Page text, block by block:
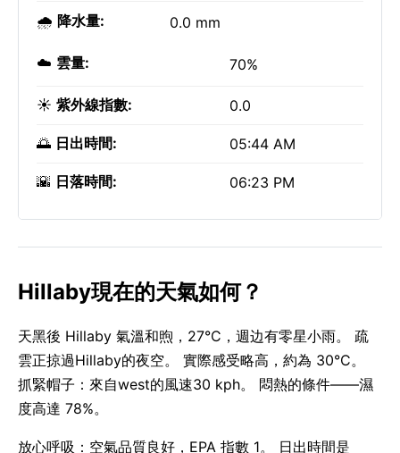
🌧️ 降水量: 0.0 mm
☁️ 雲量: 70%
☀️ 紫外線指數: 0.0
🌅 日出時間: 05:44 AM
🌇 日落時間: 06:23 PM
Hillaby現在的天氣如何？
天黑後 Hillaby 氣溫和煦，27°C，週边有零星小雨。 疏
雲正掠過Hillaby的夜空。 實際感受略高，約為 30°C。
抓緊帽子：來自west的風速30 kph。 悶熱的條件——濕
度高達 78%。
放心呼吸：空氣品質良好，EPA 指數 1。 日出時間是